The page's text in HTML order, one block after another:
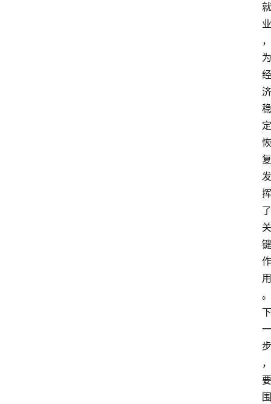
就
业
，
为
经
济
稳
定
恢
复
发
挥
了
关
键
作
用
。
下
一
步
，
要
围